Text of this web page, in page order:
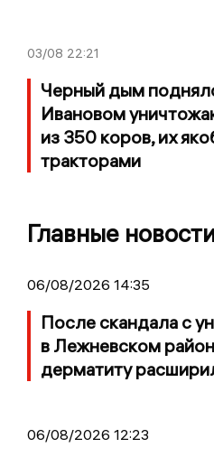
03/08 22:21
Черный дым
Ивановом
из 350 коров, их
тракторами
Главные
06/08/2026 14:35
После скандала с
в Лежневском
дерматиту
06/08/2026 12:23